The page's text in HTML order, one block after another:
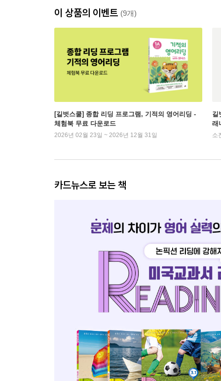
이 상품의 이벤트 (9개)
[길벗스쿨] 종합 리딩 프로그램, 기적의 영어리딩 -
체험북 무료 다운로드
2026년 02월 23일 ~ 2026년 12월 31일
길
래
소
카드뉴스로 보는 책